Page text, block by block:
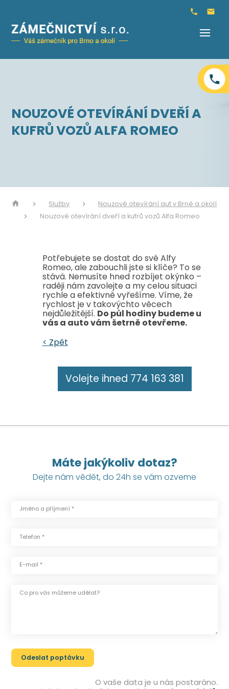
NOUZOVÉ OTEVÍRÁNÍ DVEŘÍ A
KUFRŮ VOZŮ ALFA ROMEO
Služby
Nouzové otevírání aut v Brně a okolí
Nouzové otevírání dveří a kufrů vozů Alfa Romeo
Potřebujete se dostat do své Alfy
Romeo, ale zabouchli jste si klíče? To se
stává. Nemusíte hned rozbíjet okýnko –
raději nám zavolejte a my celou situaci
rychle a efektivně vyřešíme. Víme, že
rychlost je v takovýchto věcech
nejdůležitější. Do půl hodiny budeme u
vás a auto vám šetrně otevřeme.
< Zpět
Volejte ihned 774 163 381
Máte jakýkoliv dotaz?
Dejte nám vědět, do 24h se vám ozveme
Jméno a příjmení *
Telefon *
E-mail *
Co pro vás můžeme udělat?
O vaše data je u nás postaráno.